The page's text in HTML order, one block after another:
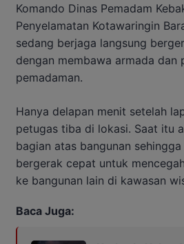
Komando Dinas Pemadam
Penyelamatan Kotawaringin
sedang berjaga langsung
dengan membawa armada dan
pemadaman.
Hanya delapan menit setelah
petugas tiba di lokasi. Saat itu
bagian atas bangunan
bergerak cepat untuk
ke bangunan lain di kawasan
Baca Juga: